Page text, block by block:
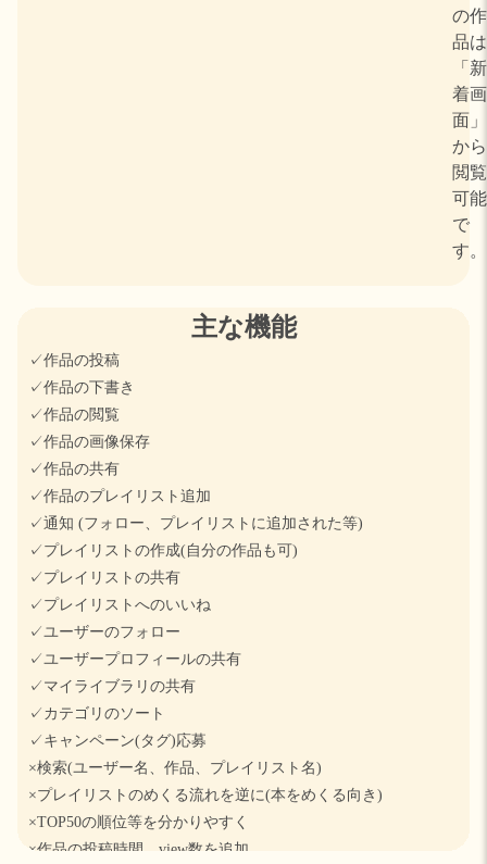
の作
品は
「新
着画
面」
から
閲覧
可能
で
す。
主な機能
✓作品の投稿
✓作品の下書き
✓作品の閲覧
✓作品の画像保存
✓作品の共有
✓作品のプレイリスト追加
✓通知 (フォロー、プレイリストに追加された等)
✓プレイリストの作成(自分の作品も可)
✓プレイリストの共有
✓プレイリストへのいいね
✓ユーザーのフォロー
✓ユーザープロフィールの共有
✓マイライブラリの共有
✓カテゴリのソート
✓キャンペーン(タグ)応募
×検索(ユーザー名、作品、プレイリスト名)
×プレイリストのめくる流れを逆に(本をめくる向き)
×TOP50の順位等を分かりやすく
×作品の投稿時間、view数を追加